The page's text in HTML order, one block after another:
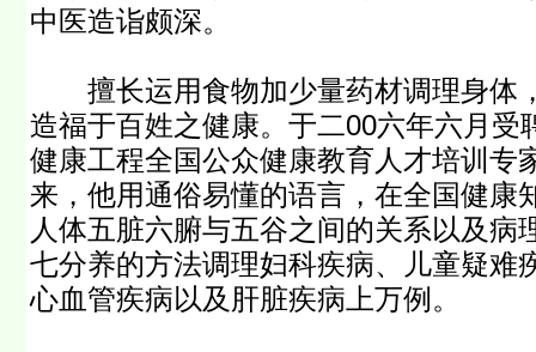
中医造诣颇深。
擅长运用食物加少量药材调理身体
造福于百姓之健康。于二00六年六月受
健康工程全国公众健康教育人才培训专
来，他用通俗易懂的语言，在全国健康
人体五脏六腑与五谷之间的关系以及病
七分养的方法调理妇科疾病、儿童疑难
心血管疾病以及肝脏疾病上万例。